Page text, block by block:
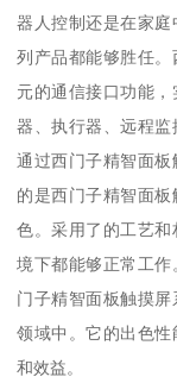
器人控制还是在家
列产品都能够胜任
元的通信接口功能
器、执行器、远程
通过西门子精智面
的是西门子精智面
色。采用了的工艺
境下都能够正常工
门子精智面板触摸
领域中。它的出色性
和效益。